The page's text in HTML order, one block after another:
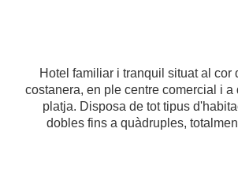
Hotel familiar i tranquil situat al cor
costanera, en ple centre comercial i a
platja. Disposa de tot tipus
dobles fins a quàdruples,